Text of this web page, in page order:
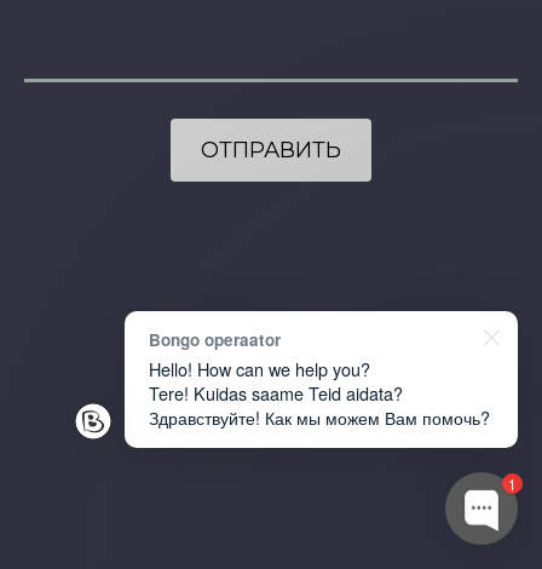
1
Bongo operaator
Hello! How can we help you?
Tere! Kuidas saame Teid aidata?
Здравствуйте! Как мы можем Вам помочь?